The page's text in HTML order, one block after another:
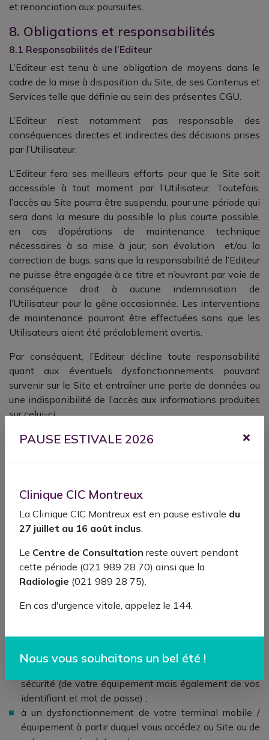
et renonciation aux poursuites.
8. Obligations et responsabilités
8.1 Responsabilités de l’Editeur
L’Editeur est tenu à une obligation de moyens dans le
cadre de la mise à disposition du Site, de ses Contenus et
Services telle que définie au sein des présentes CGU.
L’Editeur n’est notamment pas responsable des
conséquences directes et indirectes des décisions prises
par l’Utilisateur.
L’Editeur fera ses meilleurs efforts pour que le Site soit
accessible à tout moment par l’Utilisateur. Toutefois,
l’accès au Site pourra être suspendu, pour une période qui
sera dans la mesure du possible la plus courte possible,
en cas d’opérations de maintenance technique
nécessaires à sa mise à jour, son évolution et/ou la
correction de bugs, sans que la responsabilité de l’Editeur
ne puisse être engagée à ce titre et n’ouvrant par voie de
conséquence droit à aucune indemnisation de
l’Utilisateur pour la gêne occasionnée. Les interventions
de maintenance pourront être effectuées sans que les
Utilisateurs aient été préalablement avertis.
Par conséquent, l’Editeur décline toute responsabilité
quant aux éventuels dysfonctionnements pouvant
survenir sur le Site et entraîner une perte de données ou
une indisponibilité de l’accès aux informations produites
sur celui-ci.
Le Site pourra également être suspendu en cas de force
contrôle de l’Editeur.
Le matériel de connexion au Site que vous utilisez est
toutes les mesures appropriées pour protéger votre
matériel et vos propres données d’attaques virales par
Internet.
L’Editeur ne pourra être tenu pour responsable en cas
dommage consécutif :
à l’usage du Site ou de tout Service ou Contenu
CGU;
au non-respect, notamment par négligence, des
sécurité (de votre équipement mais également de vos
identifiant et mot de passe) ;
à un dysfonctionnement de votre terminal mobile /
équipement à partir duquel vous accédez au Site ou de
PAUSE ESTIVALE 2026
Clinique CIC Montreux
La Clinique CIC Montreux est en pause estivale du
27 juillet au 16 août inclus
Le Centre de Consultation reste ouvert pendant
cette période (021 989 28 70) ainsi que la
Radiologie (021 989 28 75).
En cas d'urgence vitale, appelez le 144.
Nous vous souhaitons un bel été !